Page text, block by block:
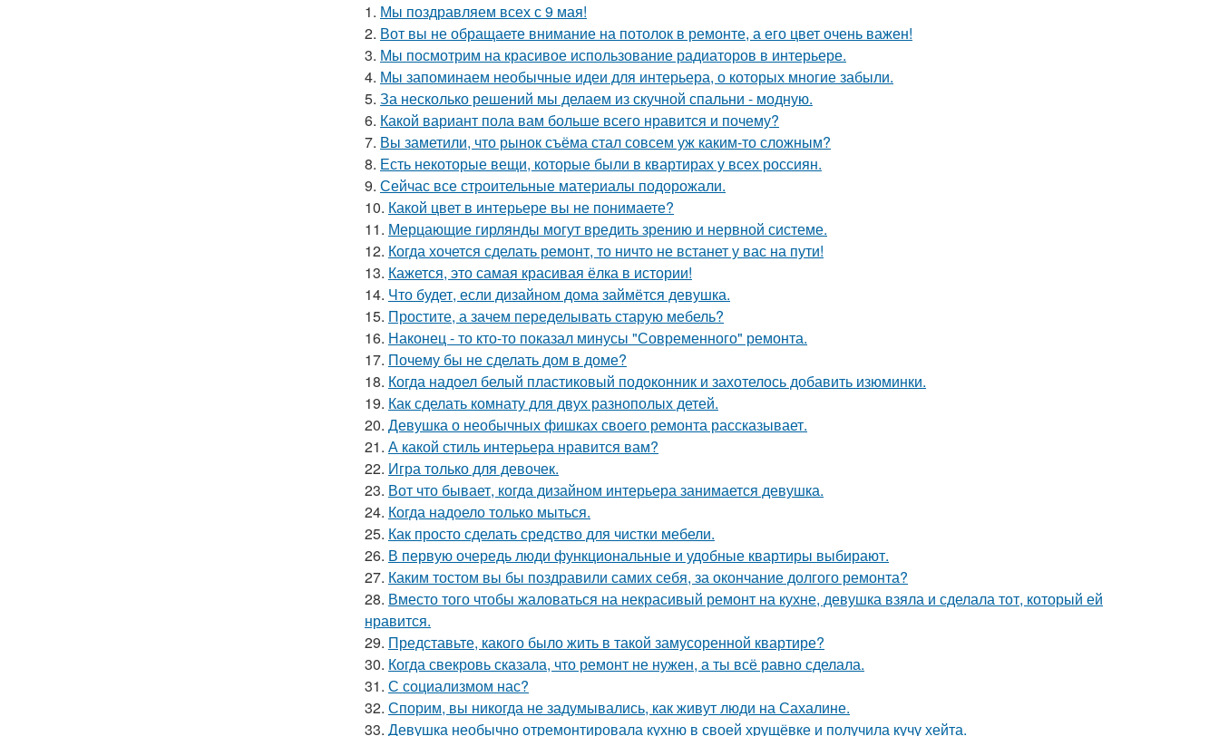
1. Мы поздравляем всех с 9 мая!
2. Вот вы не обращаете внимание на потолок в ремонте, а его цвет очень важен!
3. Мы посмотрим на красивое использование радиаторов в интерьере.
4. Мы запоминаем необычные идеи для интерьера, о которых многие забыли.
5. За несколько решений мы делаем из скучной спальни - модную.
6. Какой вариант пола вам больше всего нравится и почему?
7. Вы заметили, что рынок съёма стал совсем уж каким-то сложным?
8. Есть некоторые вещи, которые были в квартирах у всех россиян.
9. Сейчас все строительные материалы подорожали.
10. Какой цвет в интерьере вы не понимаете?
11. Мерцающие гирлянды могут вредить зрению и нервной системе.
12. Когда хочется сделать ремонт, то ничто не встанет у вас на пути!
13. Кажется, это самая красивая ёлка в истории!
14. Что будет, если дизайном дома займётся девушка.
15. Простите, а зачем переделывать старую мебель?
16. Наконец - то кто-то показал минусы "Современного" ремонта.
17. Почему бы не сделать дом в доме?
18. Когда надоел белый пластиковый подоконник и захотелось добавить изюминки.
19. Как сделать комнату для двух разнополых детей.
20. Девушка о необычных фишках своего ремонта рассказывает.
21. А какой стиль интерьера нравится вам?
22. Игра только для девочек.
23. Вот что бывает, когда дизайном интерьера занимается девушка.
24. Когда надоело только мыться.
25. Как просто сделать средство для чистки мебели.
26. В первую очередь люди функциональные и удобные квартиры выбирают.
27. Каким тостом вы бы поздравили самих себя, за окончание долгого ремонта?
28. Вместо того чтобы жаловаться на некрасивый ремонт на кухне, девушка взяла и сделала тот, который ей
нравится.
29. Представьте, какого было жить в такой замусоренной квартире?
30. Когда свекровь сказала, что ремонт не нужен, а ты всё равно сделала.
31. С социализмом нас?
32. Спорим, вы никогда не задумывались, как живут люди на Сахалине.
33. Девушка необычно отремонтировала кухню в своей хрущёвке и получила кучу хейта.